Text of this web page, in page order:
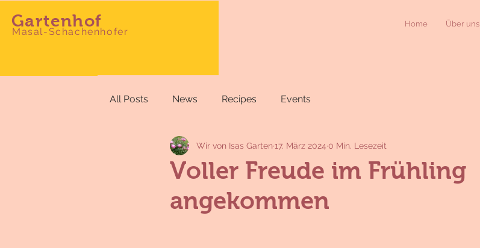
Gartenhof
Masal-Schachenhofer
Home Über uns
All Posts News Recipes Events
Voller Freude im Frühling
angekommen
Wir von Isas Garten17. März 2024 0 Min. Lesezeit